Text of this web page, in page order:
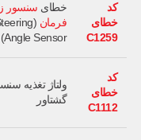
کد
خطای
C1259
خطای سنسور
فرمان
Angle Sensor)
کد
خطای
C1112
ولتاژ تغذیه
گشتاور